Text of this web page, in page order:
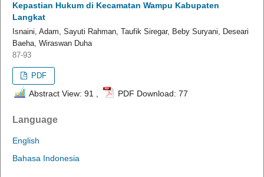
Kepastian Hukum di Kecamatan Wampu Kabupaten
Langkat
Isnaini, Adam, Sayuti Rahman, Taufik Siregar, Beby Suryani, Deseari
Baeha, Wiraswan Duha
87-93
PDF
Abstract View: 91 , PDF Download: 77
Language
English
Bahasa Indonesia